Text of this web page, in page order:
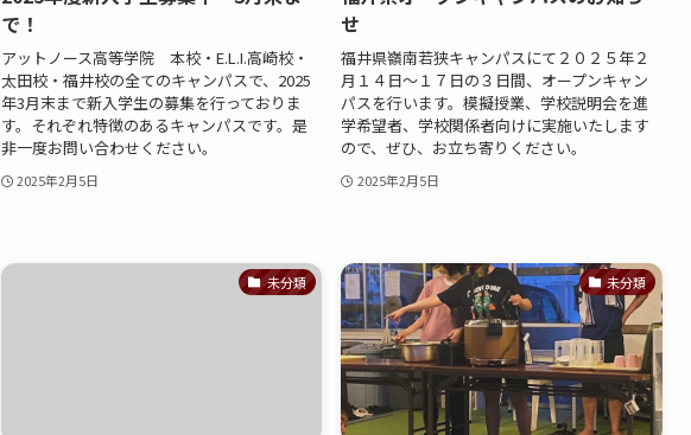
で！
アットノース高等学院 本校・E.L.I.高崎校・
太田校・福井校の全てのキャンパスで、2025
年3月末まで新入学生の募集を行っておりま
す。それぞれ特徴のあるキャンパスです。是
非一度お問い合わせください。
2025年2月5日
せ
福井県嶺南若狭キャンパスにて２０２５年２
月１４日〜１７日の３日間、オープンキャン
パスを行います。模擬授業、学校説明会を進
学希望者、学校関係者向けに実施いたします
ので、ぜひ、お立ち寄りください。
2025年2月5日
未分類 未分類